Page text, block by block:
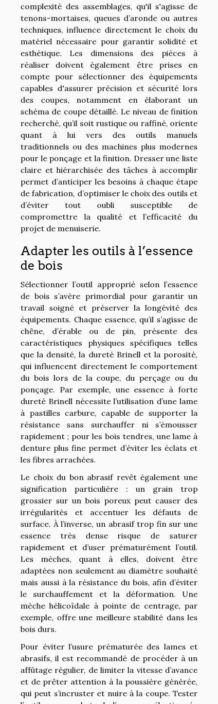
complexité des assemblages, qu'il s'agisse de
tenons-mortaises, queues d’aronde ou autres
techniques, influence directement le choix du
matériel nécessaire pour garantir solidité et
esthétique. Les dimensions des pièces à
réaliser doivent également être prises en
compte pour sélectionner des équipements
capables d'assurer précision et sécurité lors
des coupes, notamment en élaborant un
schéma de coupe détaillé. Le niveau de finition
recherché, qu’il soit rustique ou raffiné, oriente
quant à lui vers des outils manuels
traditionnels ou des machines plus modernes
pour le ponçage et la finition. Dresser une liste
claire et hiérarchisée des tâches à accomplir
permet d’anticiper les besoins à chaque étape
de fabrication, d’optimiser le choix des outils et
d’éviter tout oubli susceptible de
compromettre la qualité et l’efficacité du
projet de menuiserie.
Adapter les outils à l’essence
de bois
Sélectionner l’outil approprié selon l’essence
de bois s’avère primordial pour garantir un
travail soigné et préserver la longévité des
équipements. Chaque essence, qu’il s’agisse de
chêne, d’érable ou de pin, présente des
caractéristiques physiques spécifiques telles
que la densité, la dureté Brinell et la porosité,
qui influencent directement le comportement
du bois lors de la coupe, du perçage ou du
ponçage. Par exemple, une essence à forte
dureté Brinell nécessite l’utilisation d’une lame
à pastilles carbure, capable de supporter la
résistance sans surchauffer ni s’émousser
rapidement ; pour les bois tendres, une lame à
denture plus fine permet d’éviter les éclats et
les fibres arrachées.
Le choix du bon abrasif revêt également une
signification particulière : un grain trop
grossier sur un bois poreux peut causer des
irrégularités et accentuer les défauts de
surface. À l’inverse, un abrasif trop fin sur une
essence très dense risque de saturer
rapidement et d’user prématurément l’outil.
Les mèches, quant à elles, doivent être
adaptées non seulement au diamètre souhaité
mais aussi à la résistance du bois, afin d’éviter
le surchauffement et la déformation. Une
mèche hélicoïdale à pointe de centrage, par
exemple, offre une meilleure stabilité dans les
bois durs.
Pour éviter l’usure prématurée des lames et
abrasifs, il est recommandé de procéder à un
affûtage régulier, de limiter la vitesse d’avance
et de prêter attention à la poussière générée,
qui peut s’incruster et nuire à la coupe. Tester